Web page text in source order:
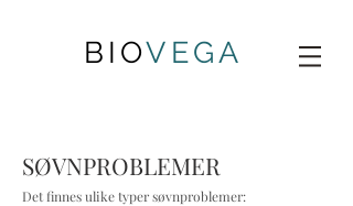
BIOVEGA
Det finnes ulike typer søvnproblemer:
SØVNPROBLEMER